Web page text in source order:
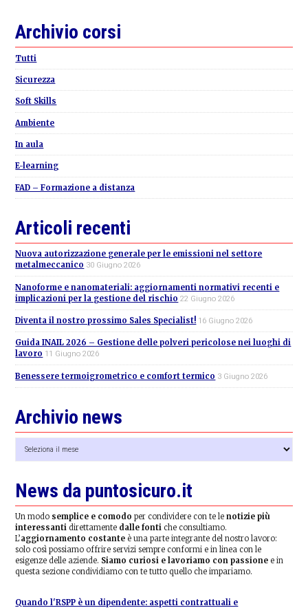
Primary
Sidebar
Archivio corsi
Tutti
Sicurezza
Soft Skills
Ambiente
In aula
E-learning
FAD – Formazione a distanza
Articoli recenti
Nuova autorizzazione generale per le emissioni nel settore
metalmeccanico 30 Giugno 2026
Nanoforme e nanomateriali: aggiornamenti normativi recenti e
implicazioni per la gestione del rischio 22 Giugno 2026
Diventa il nostro prossimo Sales Specialist! 16 Giugno 2026
Guida INAIL 2026 – Gestione delle polveri pericolose nei luoghi di
lavoro 11 Giugno 2026
Benessere termoigrometrico e comfort termico 3 Giugno 2026
Archivio news
news
News da puntosicuro.it
Un modo semplice e comodo per condividere con te lenotizie più
interessanti direttamente dalle fonti che consultiamo.
L’aggiornamento costante è una parte integrante del nostro lavoro:
solo così possiamo offrire servizi sempre conformi e in linea con le
esigenze delle aziende. Siamo curiosi e lavoriamo con passione e in
questa sezione condividiamo con te tutto quello che impariamo.
Quando l'RSPP è un dipendente: aspetti contrattuali e